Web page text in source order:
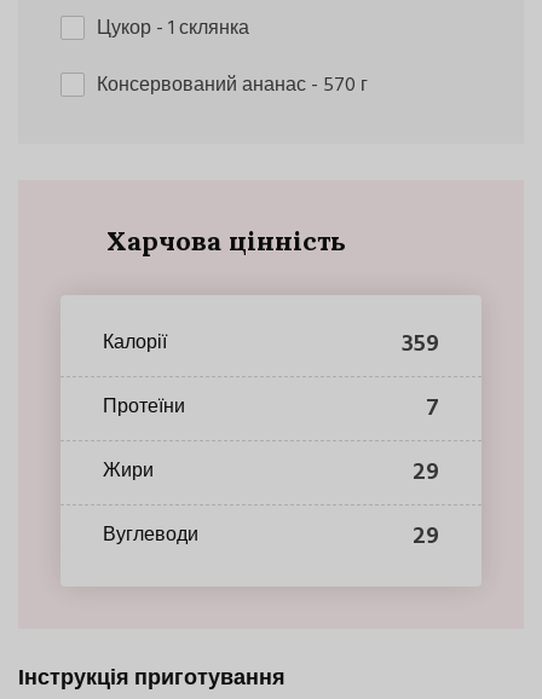
Цукор- 1 склянка
Консервований ананас- 570 г
Харчова цінність
Калорії 359
Протеїни 7
Жири 29
Вуглеводи 29
Інструкція приготування